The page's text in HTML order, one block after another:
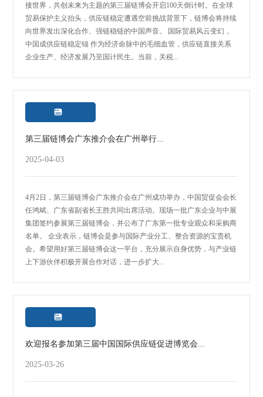
接世界，共创未来为主题的第三届链博会开启100天倒计时。在全球
贸易保护主义抬头，供应链稳定遭遇空前挑战背景下，链博会将持续
向世界发出深化合作、强链稳链的中国声音。 国际贸易风云变幻，
中国成供应链稳定锚 作为经济命脉中的毛细血管，供应链直接关系
企业生产、经济发展乃至国计民生。当前，关税...

第三届链博会广东推介会在广州举行...
2025-04-03
4月2日，第三届链博会广东推介会在广州成功举办，中国贸促会会长
任鸿斌、广东省副省长王胜共同出席活动。现场一批广东企业与中展
集团签约参展第三届链博会，并公布了广东第一批专业观众和采购商
名单。 企业表示，链博会是参与国际产业分工、整合资源的宝贵机
会。希望用好第三届链博会这一平台，充分展示自身优势，与产业链
上下游伙伴积极开展合作对话，进一步扩大...

欢迎报名参加第三届中国国际供应链促进博览会...
2025-03-26